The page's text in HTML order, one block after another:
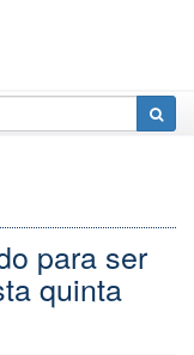
para ser
quinta